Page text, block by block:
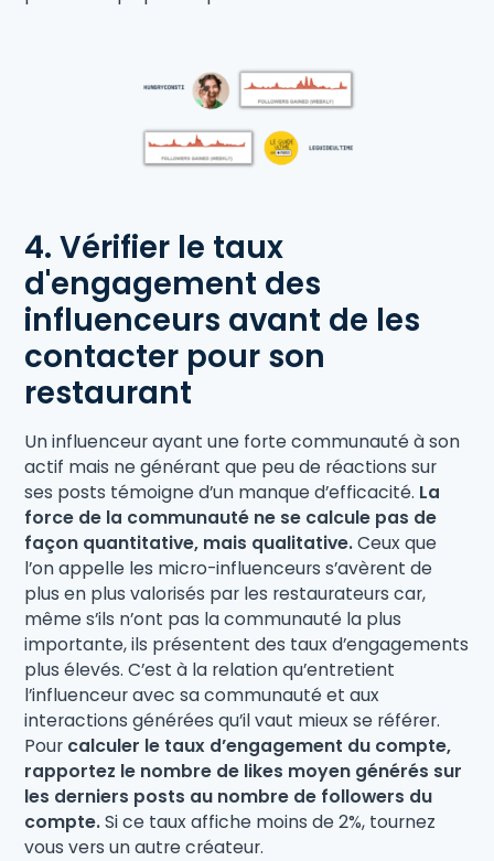
4. Vérifier le taux
d'engagement des
influenceurs avant de les
contacter pour son
restaurant
Un influenceur ayant une forte communauté à son
actif mais ne générant que peu de réactions sur
ses posts témoigne d’un manque d’efficacité. La
force de la communauté ne se calcule pas de
façon quantitative, mais qualitative.Ceux que
l’on appelle les micro-influenceurs s’avèrent de
plus en plus valorisés par les restaurateurs car,
même s’ils n’ont pas la communauté la plus
importante, ils présentent des taux d’engagements
plus élevés. C’est à la relation qu’entretient
l’influenceur avec sa communauté et aux
interactions générées qu’il vaut mieux se référer.
Pour calculer le taux d’engagement du compte,
rapportez le nombre de likes moyen générés sur
les derniers posts au nombre de followers du
compte.Si ce taux affiche moins de 2%, tournez
vous vers un autre créateur.